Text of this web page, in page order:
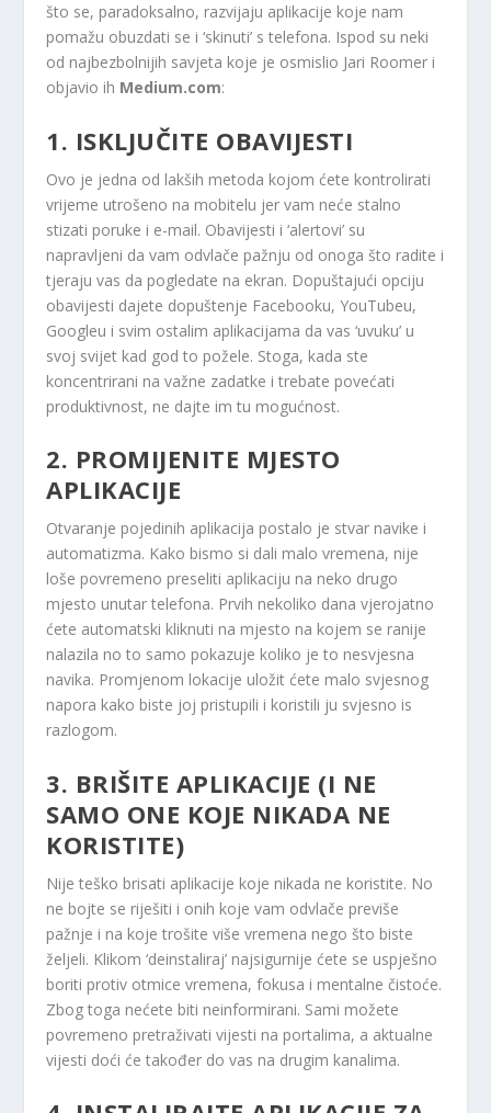
što se, paradoksalno, razvijaju aplikacije koje nam
pomažu obuzdati se i ‘skinuti’ s telefona. Ispod su neki
od najbezbolnijih savjeta koje je osmislio Jari Roomer i
objavio ih Medium.com:
1. ISKLJUČITE OBAVIJESTI
Ovo je jedna od lakših metoda kojom ćete kontrolirati
vrijeme utrošeno na mobitelu jer vam neće stalno
stizati poruke i e-mail. Obavijesti i ‘alertovi’ su
napravljeni da vam odvlače pažnju od onoga što radite i
tjeraju vas da pogledate na ekran. Dopuštajući opciju
obavijesti dajete dopuštenje Facebooku, YouTubeu,
Googleu i svim ostalim aplikacijama da vas ‘uvuku’ u
svoj svijet kad god to požele. Stoga, kada ste
koncentrirani na važne zadatke i trebate povećati
produktivnost, ne dajte im tu mogućnost.
2. PROMIJENITE MJESTO
APLIKACIJE
Otvaranje pojedinih aplikacija postalo je stvar navike i
automatizma. Kako bismo si dali malo vremena, nije
loše povremeno preseliti aplikaciju na neko drugo
mjesto unutar telefona. Prvih nekoliko dana vjerojatno
ćete automatski kliknuti na mjesto na kojem se ranije
nalazila no to samo pokazuje koliko je to nesvjesna
navika. Promjenom lokacije uložit ćete malo svjesnog
napora kako biste joj pristupili i koristili ju svjesno is
razlogom.
3. BRIŠITE APLIKACIJE (I NE
SAMO ONE KOJE NIKADA NE
KORISTITE)
Nije teško brisati aplikacije koje nikada ne koristite. No
ne bojte se riješiti i onih koje vam odvlače previše
pažnje i na koje trošite više vremena nego što biste
željeli. Klikom ‘deinstaliraj’ najsigurnije ćete se uspješno
boriti protiv otmice vremena, fokusa i mentalne čistoće.
Zbog toga nećete biti neinformirani. Sami možete
povremeno pretraživati ​​vijesti na portalima, a aktualne
vijesti doći će također do vas na drugim kanalima.